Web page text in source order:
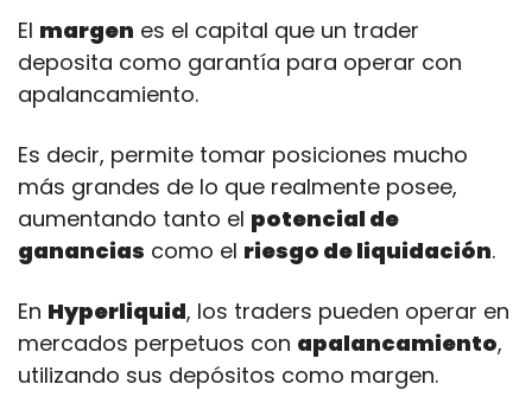
El margen es el capital que un trader
deposita como garantía para operar con
apalancamiento.
Es decir, permite tomar posiciones mucho
más grandes de lo que realmente posee,
aumentando tanto el potencial de
ganancias como el riesgo de liquidación.
En Hyperliquid, los traders pueden operar en
mercados perpetuos con apalancamiento,
utilizando sus depósitos como margen.